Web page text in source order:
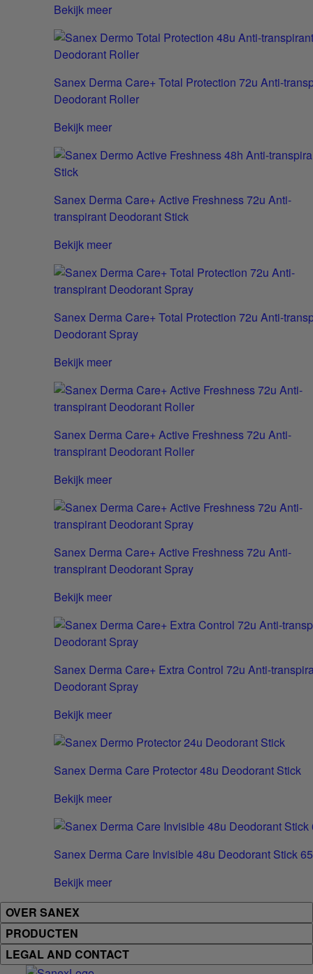
Bekijk meer
Sanex Derma Care+ Total Protection 72u Anti-
Deodorant Roller
Bekijk meer
Sanex Derma Care+ Active Freshness 72u Anti-
transpirant Deodorant Stick
Bekijk meer
Sanex Derma Care+ Total Protection 72u Anti-
Deodorant Spray
Bekijk meer
Sanex Derma Care+ Active Freshness 72u Anti-
transpirant Deodorant Roller
Bekijk meer
Sanex Derma Care+ Active Freshness 72u Anti-
transpirant Deodorant Spray
Bekijk meer
Sanex Derma Care+ Extra Control 72u Anti-
Deodorant Spray
Bekijk meer
Sanex Derma Care Protector 48u Deodorant Stick
Bekijk meer
Sanex Derma Care Invisible 48u Deodorant Stick
Bekijk meer
OVER SANEX
PRODUCTEN
LEGAL AND CONTACT